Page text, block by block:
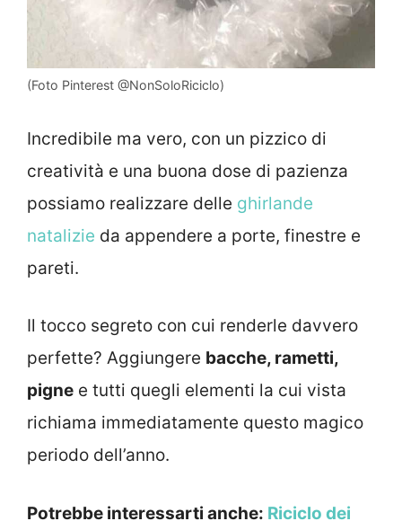
(Foto Pinterest @NonSoloRiciclo)
Incredibile ma vero, con un pizzico di
creatività e una buona dose di pazienza
possiamo realizzare delle ghirlande
natalizie da appendere a porte, finestre e
pareti.
Il tocco segreto con cui renderle davvero
perfette? Aggiungere bacche, rametti,
pigne e tutti quegli elementi la cui vista
richiama immediatamente questo magico
periodo dell’anno.
Potrebbe interessarti anche: Riciclo dei